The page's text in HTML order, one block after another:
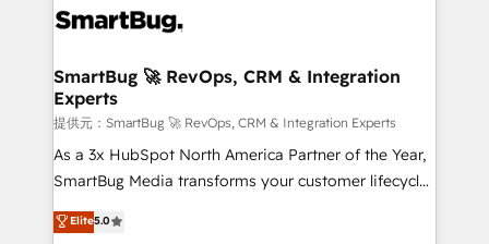
tune-ups, feature rollouts, adoption coaching. Buying
HubSpot, switching to it, or reviving a stale portal?
We are built for the work.
ィブ・エージェンシーです。事業部・グループ会社・部
を、CRMを軸とした全社共通基盤に再構築します。意
思決定者・PMO・現場担当者に並走します。 1️⃣
HubSpot導入・活用支援 顧客データの一元化から、
GTMの見える化・自動化まで。全Hub統合運用、デー
タ品質設計、グループ横断のCRM統合に対応します。
の一部をAIが自律実行する組織への移行を設計・実装。
SmartBug 🚀 RevOps, CRM & Integration
Experts
提供元：SmartBug 🚀 RevOps, CRM & Integration Experts
As a 3x HubSpot North America Partner of the Year,
SmartBug Media transforms your customer lifecycle
into a revenue engine. Our unified ecosystem
includes specialized divisions Globalia (AI &
Elite5.0